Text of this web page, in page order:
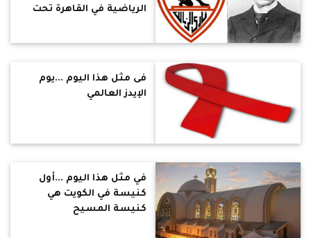
الرياضية في القاهرة تحت
فى مثل هذا اليوم ...يوم
الإيدز العالمي
في مثل هذا اليوم ...أول
كنيسة في الكويت هي
كنيسة المسيح